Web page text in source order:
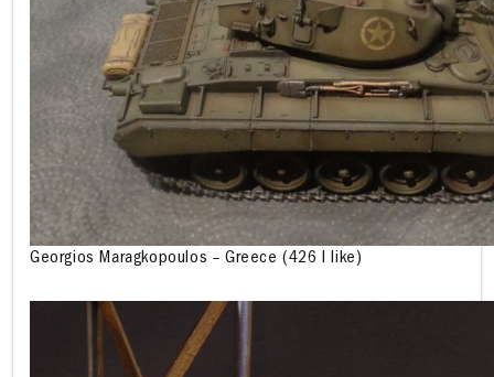
Georgios Maragkopoulos – Greece (426 I like)